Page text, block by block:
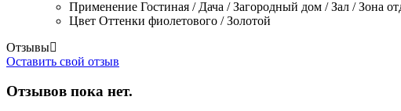
Применение Гостиная / Дача / Загородный дом / Зал / Зона
Цвет Оттенки фиолетового / Золотой
Отзывы
Оставить свой отзыв
Отзывов пока нет.